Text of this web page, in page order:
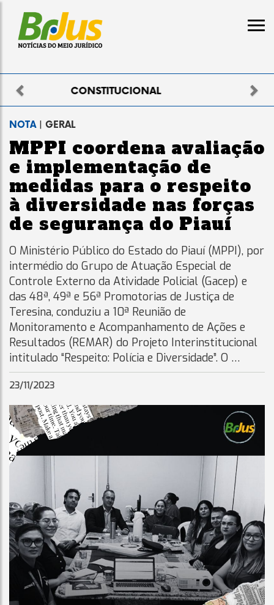
ELEITORAL
Previous
NOTA| GERAL
MPPI coordena avaliação
e implementação de
medidas para o respeito
à diversidade nas forças
de segurança do Piauí
O Ministério Público do Estado do Piauí (MPPI), por
intermédio do Grupo de Atuação Especial de
Controle Externo da Atividade Policial (Gacep) e
das 48ª, 49ª e 56ª Promotorias de Justiça de
Teresina, conduziu a 10ª Reunião de
Monitoramento e Acompanhamento de Ações e
Resultados (REMAR) do Projeto Interinstitucional
intitulado “Respeito: Polícia e Diversidade”. O …
23/11/2023